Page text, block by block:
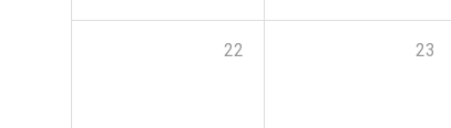
22 23